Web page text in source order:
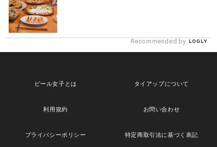
Recommended by
ビール女子とは タイアップについて
利用規約 お問い合わせ
プライバシーポリシー 特定商取引法に基づく表記